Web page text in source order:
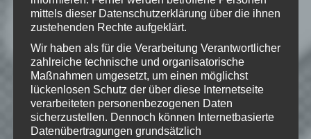
veröffentlicht. Erforderliche Felder
sind mit*markiert
Kommentar*
mittels dieser Datenschutzerklärung über die ihnen
zustehenden Rechte aufgeklärt.
Wir haben als für die Verarbeitung Verantwortlicher
zahlreiche technische und organisatorische
Maßnahmen umgesetzt, um einen möglichst
lückenlosen Schutz der über diese Internetseite
verarbeiteten personenbezogenen Daten
sicherzustellen. Dennoch können Internetbasierte
Datenübertragungen grundsätzlich